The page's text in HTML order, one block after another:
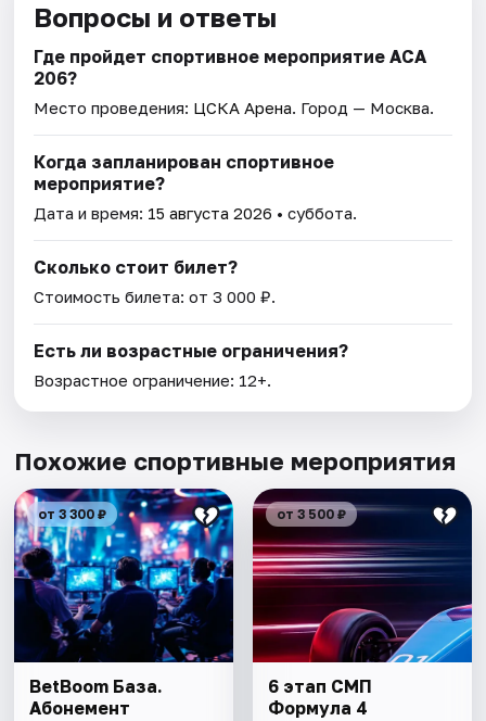
Вопросы и ответы
Где пройдет спортивное мероприятие АСА
206?
Место проведения: ЦСКА Арена. Город — Москва.
Когда запланирован спортивное
мероприятие?
Дата и время: 15 августа 2026 • суббота.
Сколько стоит билет?
Стоимость билета: от 3 000 ₽.
Есть ли возрастные ограничения?
Возрастное ограничение: 12+.
Похожие спортивные мероприятия
от 3 300 ₽
BetBoom База.
Абонемент
от 3 500 ₽
6 этап СМП
Формула 4